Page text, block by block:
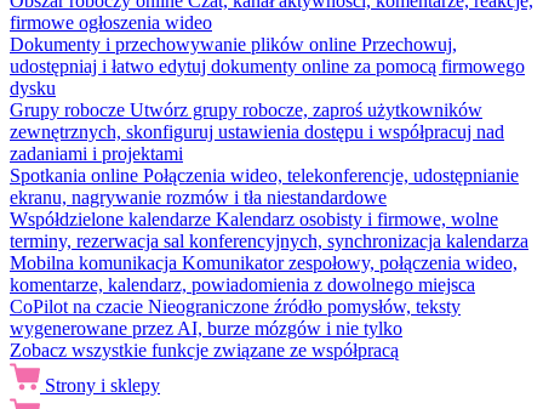
firmowe ogłoszenia wideo
Dokumenty i przechowywanie plików online Przechowuj,
udostępniaj i łatwo edytuj dokumenty online za pomocą firmowego
dysku
Grupy robocze Utwórz grupy robocze, zaproś użytkowników
zewnętrznych, skonfiguruj ustawienia dostępu i współpracuj nad
zadaniami i projektami
Spotkania online Połączenia wideo, telekonferencje, udostępnianie
ekranu, nagrywanie rozmów i tła niestandardowe
Współdzielone kalendarze Kalendarz osobisty i firmowe, wolne
terminy, rezerwacja sal konferencyjnych, synchronizacja kalendarza
Mobilna komunikacja Komunikator zespołowy, połączenia wideo,
komentarze, kalendarz, powiadomienia z dowolnego miejsca
CoPilot na czacie Nieograniczone źródło pomysłów, teksty
wygenerowane przez AI, burze mózgów i nie tylko
Zobacz wszystkie funkcje związane ze współpracą
Strony i sklepy